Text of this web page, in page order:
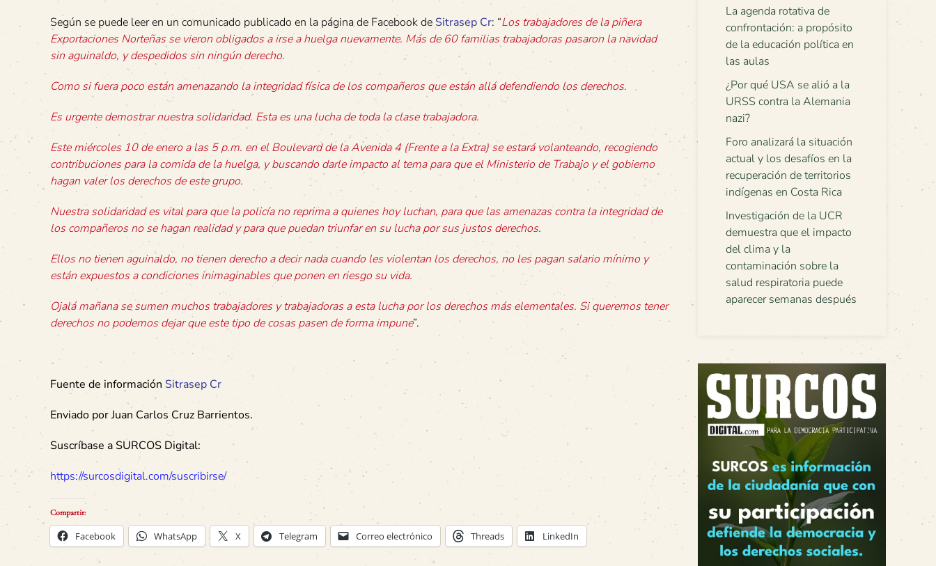
Según se puede leer en un comunicado publicado en la página de Facebook de Sitrasep Cr: “Los trabajadores de la piñera
Exportaciones Norteñas se vieron obligados a irse a huelga nuevamente. Más de 60 familias trabajadoras pasaron la navidad
sin aguinaldo, y despedidos sin ningún derecho.
Como si fuera poco están amenazando la integridad física de los compañeros que están allá defendiendo los derechos.
Es urgente demostrar nuestra solidaridad. Esta es una lucha de toda la clase trabajadora.
Este miércoles 10 de enero a las 5 p.m. en el Boulevard de la Avenida 4 (Frente a la Extra) se estará volanteando, recogiendo
contribuciones para la comida de la huelga, y buscando darle impacto al tema para que el Ministerio de Trabajo y el gobierno
hagan valer los derechos de este grupo.
Nuestra solidaridad es vital para que la policía no reprima a quienes hoy luchan, para que las amenazas contra la integridad de
los compañeros no se hagan realidad y para que puedan triunfar en su lucha por sus justos derechos.
Ellos no tienen aguinaldo, no tienen derecho a decir nada cuando les violentan los derechos, no les pagan salario mínimo y
están expuestos a condiciones inimaginables que ponen en riesgo su vida.
Ojalá mañana se sumen muchos trabajadores y trabajadoras a esta lucha por los derechos más elementales. Si queremos tener
derechos no podemos dejar que este tipo de cosas pasen de forma impune”.
Fuente de información Sitrasep Cr
Enviado por Juan Carlos Cruz Barrientos.
Suscríbase a SURCOS Digital:
https://surcosdigital.com/suscribirse/
Compartir:
Facebook WhatsApp X Telegram Correo electrónico Threads LinkedIn
La agenda rotativa de
confrontación: a propósito
de la educación política en
las aulas
¿Por qué USA se alió a la
URSS contra la Alemania
nazi?
Foro analizará la situación
actual y los desafíos en la
recuperación de territorios
indígenas en Costa Rica
Investigación de la UCR
demuestra que el impacto
del clima y la
contaminación sobre la
salud respiratoria puede
aparecer semanas después